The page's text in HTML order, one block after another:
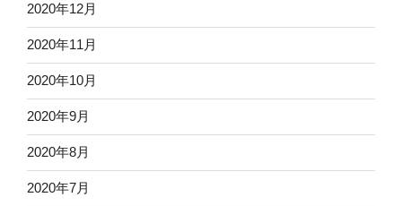
2020年12月
2020年11月
2020年10月
2020年9月
2020年8月
2020年7月